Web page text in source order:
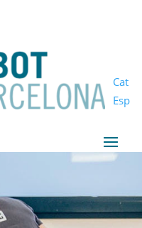
Cat
Esp